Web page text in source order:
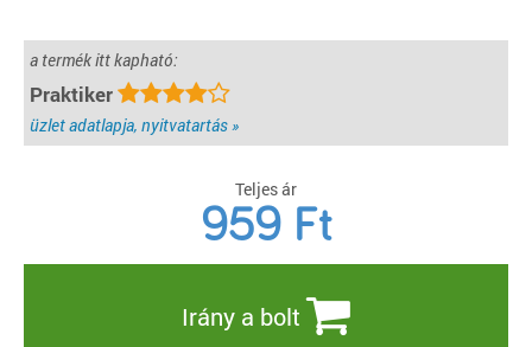
a termék itt kapható:
Praktiker
üzlet adatlapja, nyitvatartás »
Teljes ár
959 Ft
Irány a bolt